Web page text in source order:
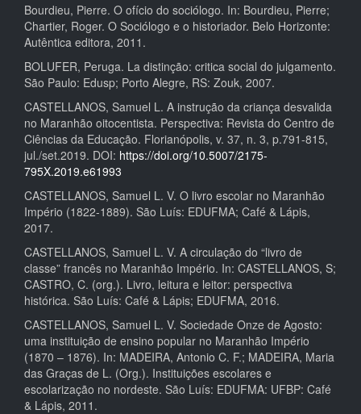
Bourdieu, Pierre. O ofício do sociólogo. In: Bourdieu, Pierre;
Chartier, Roger. O Sociólogo e o historiador. Belo Horizonte:
Autêntica editora, 2011.
BOLUFER, Peruga. La distinção: critica social do julgamento.
São Paulo: Edusp; Porto Alegre, RS: Zouk, 2007.
CASTELLANOS, Samuel L. A instrução da criança desvalida
no Maranhão oitocentista. Perspectiva: Revista do Centro de
Ciências da Educação. Florianópolis, v. 37, n. 3, p.791-815,
jul./set.2019. DOI: https://doi.org/10.5007/2175-
795X.2019.e61993
CASTELLANOS, Samuel L. V. O livro escolar no Maranhão
Império (1822-1889). São Luís: EDUFMA; Café & Lápis,
2017.
CASTELLANOS, Samuel L. V. A circulação do “livro de
classe” francês no Maranhão Império. In: CASTELLANOS, S;
CASTRO, C. (org.). Livro, leitura e leitor: perspectiva
histórica. São Luís: Café & Lápis; EDUFMA, 2016.
CASTELLANOS, Samuel L. V. Sociedade Onze de Agosto:
uma instituição de ensino popular no Maranhão Império
(1870 – 1876). In: MADEIRA, Antonio C. F.; MADEIRA, Maria
das Graças de L. (Org.). Instituições escolares e
escolarização no nordeste. São Luís: EDUFMA: UFBP: Café
& Lápis, 2011.